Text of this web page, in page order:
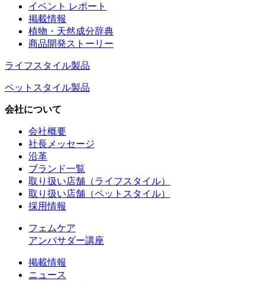
イベント レポート
掲載情報
植物・天然成分辞典
商品開発ストーリー
ライフスタイル製品
ペットスタイル製品
会社について
会社概要
社長メッセージ
沿革
ブランド一覧
取り扱い店舗（ライフスタイル）
取り扱い店舗（ペットスタイル）
採用情報
フェムケア
アンバサダー講座
掲載情報
ニュース